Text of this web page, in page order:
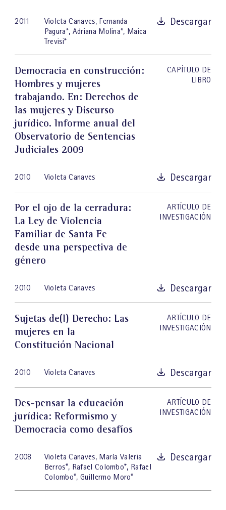
2011 Violeta Canaves, Fernanda
Pagura*, Adriana Molina*, Maica
Trevisi*
Descargar
Democracia en construcción:
Hombres y mujeres
trabajando. En: Derechos de
las mujeres y Discurso
jurídico. Informe anual del
Observatorio de Sentencias
Judiciales 2009
CAPÍTULO DE
LIBRO
2010 Violeta Canaves Descargar
Por el ojo de la cerradura:
La Ley de Violencia
Familiar de Santa Fe
desde una perspectiva de
género
ARTÍCULO DE
INVESTIGACIÓN
2010 Violeta Canaves Descargar
Sujetas de(l) Derecho: Las
mujeres en la
Constitución Nacional
ARTÍCULO DE
INVESTIGACIÓN
2010 Violeta Canaves Descargar
Des-pensar la educación
jurídica: Reformismo y
Democracia como desafíos
ARTÍCULO DE
INVESTIGACIÓN
2008 Violeta Canaves, María Valeria
Berros*, Rafael Colombo*, Rafael
Colombo*, Guillermo Moro*
Descargar